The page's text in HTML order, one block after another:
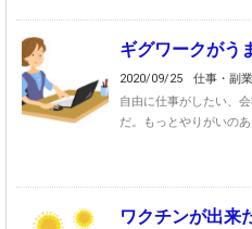
ギグワークがう
2020/09/25
仕事・副業
自由に仕事がしたい、
だ。もっとやりがいの
ワクチンが出来